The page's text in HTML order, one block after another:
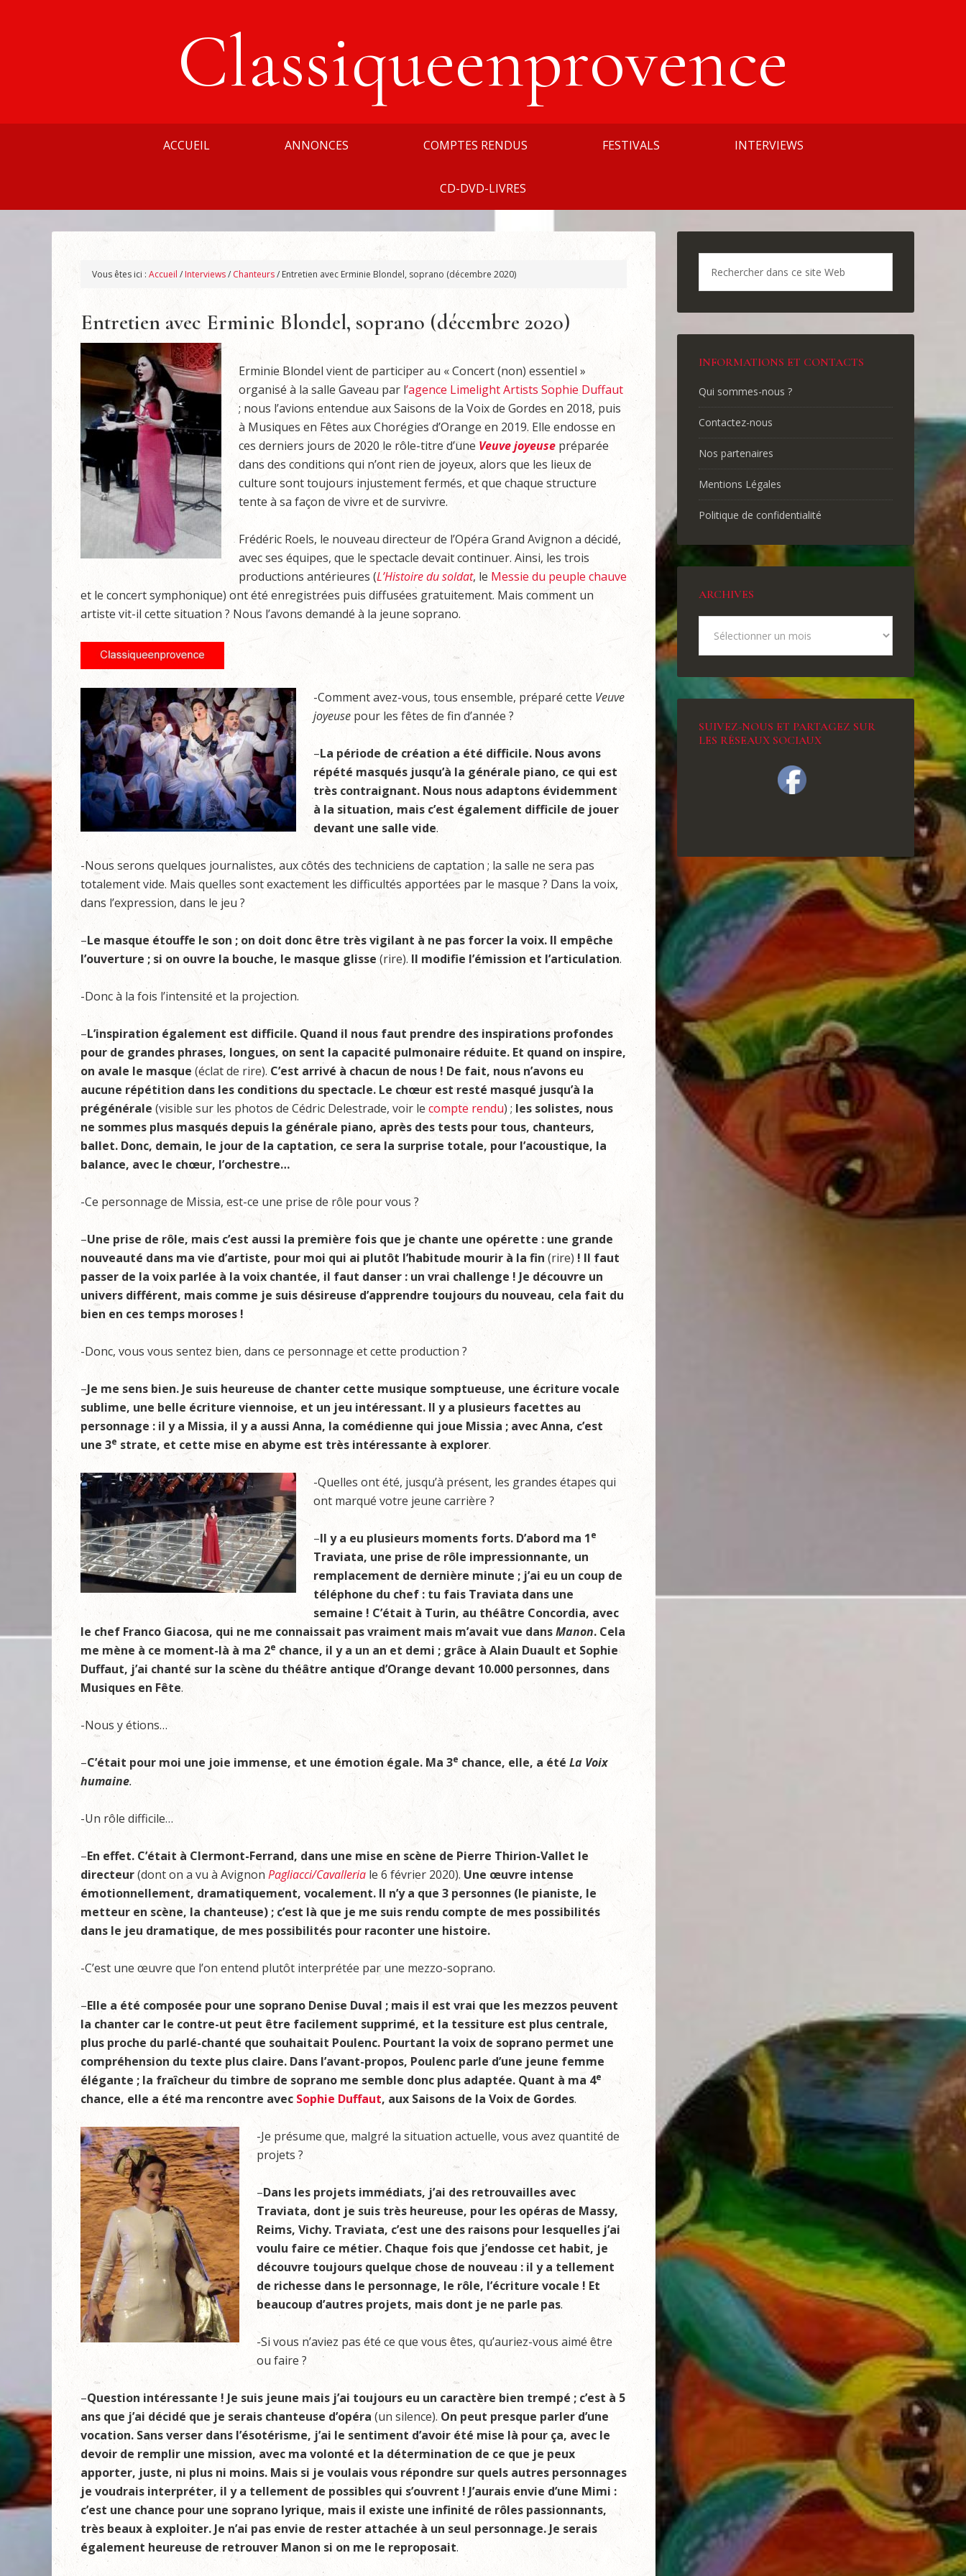
Classiqueenprovence
ACCUEIL ANNONCES COMPTES RENDUS FESTIVALS INTERVIEWS
CD-DVD-LIVRES
Vous êtes ici : Accueil / Interviews/ Chanteurs/ Entretien avec Erminie Blondel, soprano (décembre 2020)
Entretien avec Erminie Blondel, soprano (décembre 2020)
Erminie Blondel vient de participer au « Concert (non) essentiel »
organisé à la salle Gaveau par l’agence Limelight Artists Sophie Duffaut
; nous l’avions entendue aux Saisons de la Voix de Gordes en 2018, puis
à Musiques en Fêtes aux Chorégies d’Orange en 2019. Elle endosse en
ces derniers jours de 2020 le rôle-titre d’une Veuve joyeuse préparée
dans des conditions qui n’ont rien de joyeux, alors que les lieux de
culture sont toujours injustement fermés, et que chaque structure
tente à sa façon de vivre et de survivre.
Frédéric Roels, le nouveau directeur de l’Opéra Grand Avignon a décidé,
avec ses équipes, que le spectacle devait continuer. Ainsi, les trois
productions antérieures (L’Histoire du soldat, le Messie du peuple chauve
et le concert symphonique) ont été enregistrées puis diffusées gratuitement. Mais comment un
artiste vit-il cette situation ? Nous l’avons demandé à la jeune soprano.
-Comment avez-vous, tous ensemble, préparé cette Veuve
joyeuse pour les fêtes de fin d’année ?
–La période de création a été difficile. Nous avons
répété masqués jusqu’à la générale piano, ce qui est
très contraignant. Nous nous adaptons évidemment
à la situation, mais c’est également difficile de jouer
devant une salle vide.
-Nous serons quelques journalistes, aux côtés des techniciens de captation ; la salle ne sera pas
totalement vide. Mais quelles sont exactement les difficultés apportées par le masque ? Dans la voix,
dans l’expression, dans le jeu ?
–Le masque étouffe le son ; on doit donc être très vigilant à ne pas forcer la voix. Il empêche
l’ouverture ; si on ouvre la bouche, le masque glisse(rire). Il modifie l’émission et l’articulation.
-Donc à la fois l’intensité et la projection.
–L’inspiration également est difficile. Quand il nous faut prendre des inspirations profondes
pour de grandes phrases, longues, on sent la capacité pulmonaire réduite. Et quand on inspire,
on avale le masque (éclat de rire). C’est arrivé à chacun de nous ! De fait, nous n’avons eu
aucune répétition dans les conditions du spectacle. Le chœur est resté masqué jusqu’à la
prégénérale (visible sur les photos de Cédric Delestrade, voir lecompte rendu) ; les solistes, nous
ne sommes plus masqués depuis la générale piano, après des tests pour tous, chanteurs,
ballet. Donc, demain, le jour de la captation, ce sera la surprise totale, pour l’acoustique, la
balance, avec le chœur, l’orchestre…
-Ce personnage de Missia, est-ce une prise de rôle pour vous ?
–Une prise de rôle, mais c’est aussi la première fois que je chante une opérette : une grande
nouveauté dans ma vie d’artiste, pour moi qui ai plutôt l’habitude mourir à la fin (rire) ! Il faut
passer de la voix parlée à la voix chantée, il faut danser : un vrai challenge ! Je découvre un
univers différent, mais comme je suis désireuse d’apprendre toujours du nouveau, cela fait du
bien en ces temps moroses !
-Donc, vous vous sentez bien, dans ce personnage et cette production ?
–Je me sens bien. Je suis heureuse de chanter cette musique somptueuse, une écriture vocale
sublime, une belle écriture viennoise, et un jeu intéressant. Il y a plusieurs facettes au
personnage : il y a Missia, il y a aussi Anna, la comédienne qui joue Missia ; avec Anna, c’est
une 3e strate, et cette mise en abyme est très intéressante à explorer.
-Quelles ont été, jusqu’à présent, les grandes étapes qui
ont marqué votre jeune carrière ?
–Il y a eu plusieurs moments forts. D’abord ma 1e
Traviata, une prise de rôle impressionnante, un
remplacement de dernière minute ; j’ai eu un coup de
téléphone du chef : tu fais Traviata dans une
semaine ! C’était à Turin, au théâtre Concordia, avec
le chef Franco Giacosa, qui ne me connaissait pas vraiment mais m’avait vue dansManon. Cela
me mène à ce moment-là à ma 2e chance, il y a un an et demi ; grâce à Alain Duault et Sophie
Duffaut, j’ai chanté sur la scène du théâtre antique d’Orange devant 10.000 personnes, dans
Musiques en Fête.
-Nous y étions…
–C’était pour moi une joie immense, et une émotion égale. Ma 3e chance, elle, a été La Voix
humaine.
-Un rôle difficile…
–En effet. C’était à Clermont-Ferrand, dans une mise en scène de Pierre Thirion-Vallet le
directeur(dont on a vu à AvignonPagliacci/Cavalleria le 6 février 2020). Une œuvre intense
émotionnellement, dramatiquement, vocalement. Il n’y a que 3 personnes (le pianiste, le
metteur en scène, la chanteuse) ; c’est là que je me suis rendu compte de mes possibilités
dans le jeu dramatique, de mes possibilités pour raconter une histoire.
-C’est une œuvre que l’on entend plutôt interprétée par une mezzo-soprano.
–Elle a été composée pour une soprano Denise Duval ; mais il est vrai que les mezzos peuvent
la chanter car le contre-ut peut être facilement supprimé, et la tessiture est plus centrale,
plus proche du parlé-chanté que souhaitait Poulenc. Pourtant la voix de soprano permet une
compréhension du texte plus claire. Dans l’avant-propos, Poulenc parle d’une jeune femme
élégante ; la fraîcheur du timbre de soprano me semble donc plus adaptée. Quant à ma 4e
chance, elle a été ma rencontre avec Sophie Duffaut, aux Saisons de la Voix de Gordes.
-Je présume que, malgré la situation actuelle, vous avez quantité de
projets ?
–Dans les projets immédiats, j’ai des retrouvailles avec
Traviata, dont je suis très heureuse, pour les opéras de Massy,
Reims, Vichy. Traviata, c’est une des raisons pour lesquelles j’ai
voulu faire ce métier. Chaque fois que j’endosse cet habit, je
découvre toujours quelque chose de nouveau : il y a tellement
de richesse dans le personnage, le rôle, l’écriture vocale ! Et
beaucoup d’autres projets, mais dont je ne parle pas.
-Si vous n’aviez pas été ce que vous êtes, qu’auriez-vous aimé être
ou faire ?
–Question intéressante ! Je suis jeune mais j’ai toujours eu un caractère bien trempé ; c’est à 5
ans que j’ai décidé que je serais chanteuse d’opéra (un silence). On peut presque parler d’une
vocation. Sans verser dans l’ésotérisme, j’ai le sentiment d’avoir été mise là pour ça, avec le
devoir de remplir une mission, avec ma volonté et la détermination de ce que je peux
apporter, juste, ni plus ni moins. Mais si je voulais vous répondre sur quels autres personnages
je voudrais interpréter, il y a tellement de possibles qui s’ouvrent ! J’aurais envie d’une Mimi :
c’est une chance pour une soprano lyrique, mais il existe une infinité de rôles passionnants,
très beaux à exploiter. Je n’ai pas envie de rester attachée à un seul personnage. Je serais
également heureuse de retrouver Manon si on me le reproposait.
INFORMATIONS ET CONTACTS
Qui sommes-nous ?
Contactez-nous
Nos partenaires
Mentions Légales
Politique de confidentialité
ARCHIVES
SUIVEZ-NOUS ET PARTAGEZ SUR
LES RÉSEAUX SOCIAUX